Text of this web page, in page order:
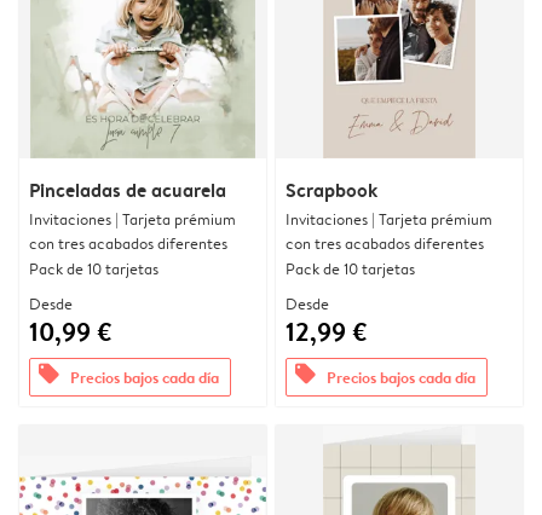
Pinceladas de acuarela
Invitaciones | Tarjeta prémium
con tres acabados diferentes
Pack de 10 tarjetas
Desde
10,99 €
offers Precios bajos cada día
Scrapbook
Invitaciones | Tarjeta prémium
con tres acabados diferentes
Pack de 10 tarjetas
Desde
12,99 €
offers Precios bajos cada día